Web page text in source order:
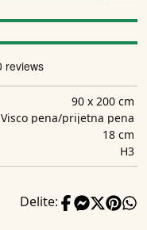
90 x 200 cm
Visco pena/prijetna pena
18 cm
H3
Delite: